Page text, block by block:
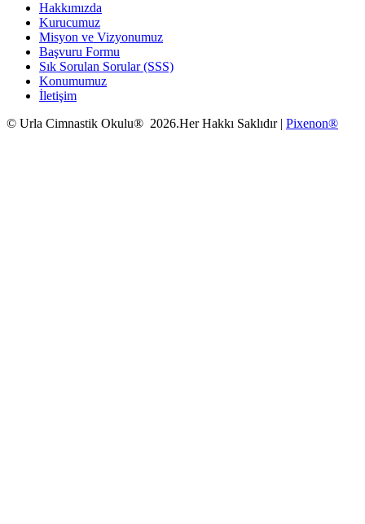
Hakkımızda
Kurucumuz
Misyon ve Vizyonumuz
Başvuru Formu
Sık Sorulan Sorular (SSS)
Konumumuz
İletişim
© Urla Cimnastik Okulu® 2026.Her Hakkı Saklıdır | Pixenon®